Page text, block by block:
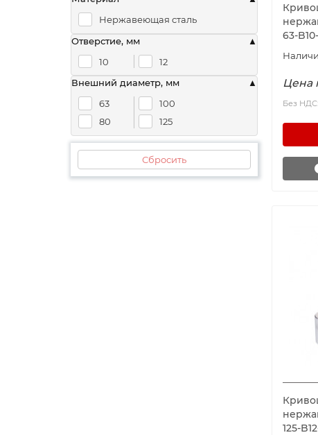
Нержавеющая сталь
Отверстие, мм
10
12
Внешний диаметр, мм
63
80
100
125
Сбросить
63-
Цена
Без НДС:
125-